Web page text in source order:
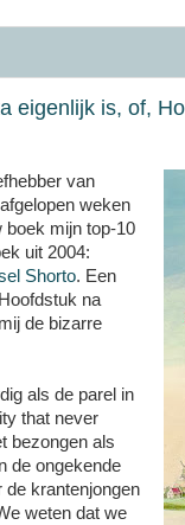
eigenlijk is, of,
van
weken
boek mijn top-10
uit 2004:
Shorto. Een
na
de bizarre
als de parel in
that never
bezongen als
de ongekende
de krantenjongen
weten dat we